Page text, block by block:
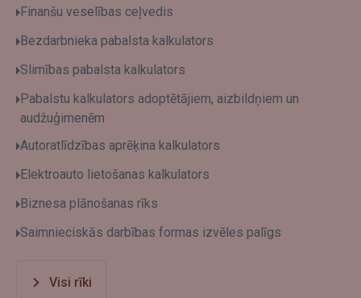
Finanšu veselības ceļvedis
Bezdarbnieka pabalsta kalkulators
Slimības pabalsta kalkulators
Pabalstu kalkulators adoptētājiem, aizbildņiem un
audžuģimenēm
Autoratlīdzības aprēķina kalkulators
Elektroauto lietošanas kalkulators
Biznesa plānošanas rīks
Saimnieciskās darbības formas izvēles palīgs
Visi rīki